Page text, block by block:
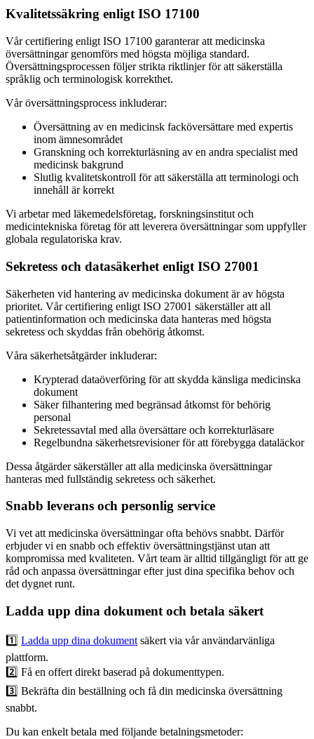
Kvalitetssäkring enligt ISO 17100
Vår certifiering enligt ISO 17100 garanterar att medicinska
översättningar genomförs med högsta möjliga standard.
Översättningsprocessen följer strikta riktlinjer för att säkerställa
språklig och terminologisk korrekthet.
Vår översättningsprocess inkluderar:
Översättning av en medicinsk facköversättare med expertis
inom ämnesområdet
Granskning och korrekturläsning av en andra specialist med
medicinsk bakgrund
Slutlig kvalitetskontroll för att säkerställa att terminologi och
innehåll är korrekt
Vi arbetar med läkemedelsföretag, forskningsinstitut och
medicintekniska företag för att leverera översättningar som uppfyller
globala regulatoriska krav.
Sekretess och datasäkerhet enligt ISO 27001
Säkerheten vid hantering av medicinska dokument är av högsta
prioritet. Vår certifiering enligt ISO 27001 säkerställer att all
patientinformation och medicinska data hanteras med högsta
sekretess och skyddas från obehörig åtkomst.
Våra säkerhetsåtgärder inkluderar:
Krypterad dataöverföring för att skydda känsliga medicinska
dokument
Säker filhantering med begränsad åtkomst för behörig
personal
Sekretessavtal med alla översättare och korrekturläsare
Regelbundna säkerhetsrevisioner för att förebygga dataläckor
Dessa åtgärder säkerställer att alla medicinska översättningar
hanteras med fullständig sekretess och säkerhet.
Snabb leverans och personlig service
Vi vet att medicinska översättningar ofta behövs snabbt. Därför
erbjuder vi en snabb och effektiv översättningstjänst utan att
kompromissa med kvaliteten. Vårt team är alltid tillgängligt för att ge
råd och anpassa översättningar efter just dina specifika behov och
det dygnet runt.
Ladda upp dina dokument och betala säkert
1️⃣ Ladda upp dina dokument säkert via vår användarvänliga
plattform.
2️⃣ Få en offert direkt baserad på dokumenttypen.
3️⃣ Bekräfta din beställning och få din medicinska översättning
snabbt.
Du kan enkelt betala med följande betalningsmetoder: